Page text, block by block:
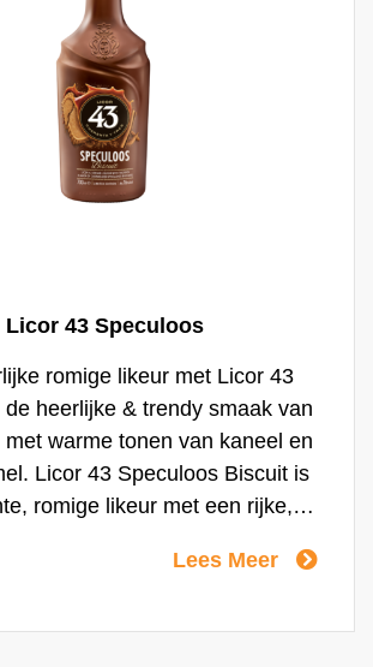
Licor 43 Speculoos
romige likeur met Licor 43
heerlijke & trendy smaak van
warme tonen van kaneel en
Licor 43 Speculoos Biscuit is
romige likeur met een rijke,
en de smaak roepen de warmte
vanille en subtiele hints
Lees Meer